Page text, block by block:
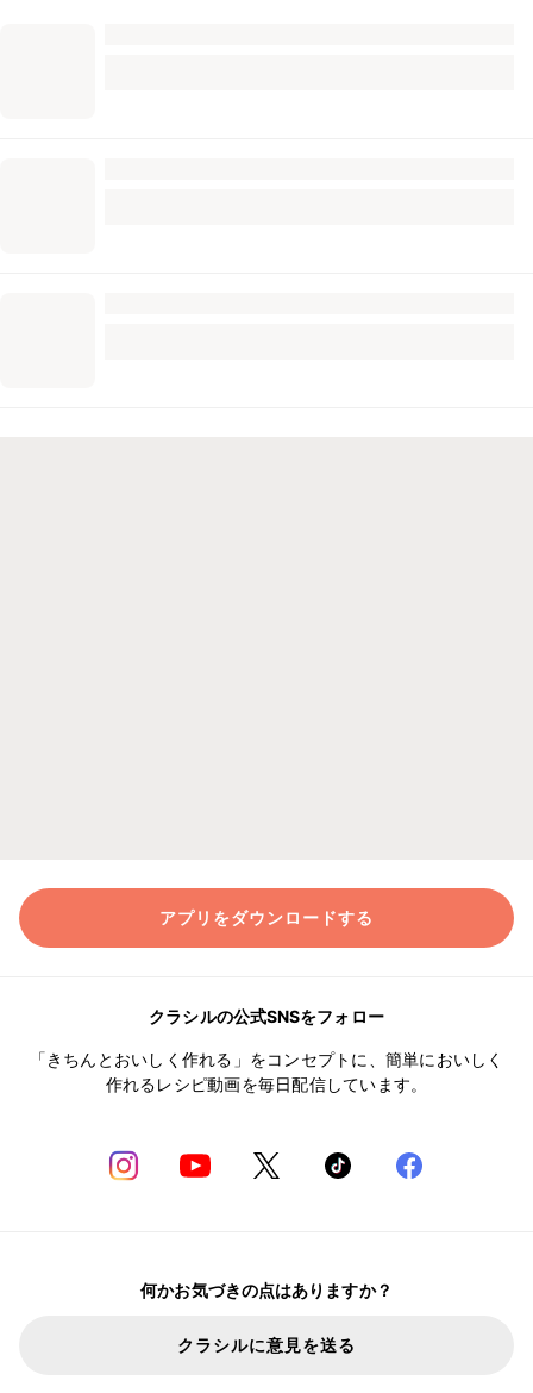
アプリをダウンロードする
クラシルの公式SNSをフォロー
「きちんとおいしく作れる」をコンセプトに、簡単においしく
作れるレシピ動画を毎日配信しています。
何かお気づきの点はありますか？
クラシルに意見を送る